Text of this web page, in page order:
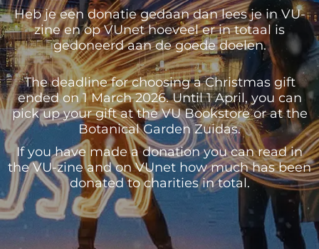
Heb je een donatie gedaan dan lees je in VU-
zine en op VUnet hoeveel er in totaal is
gedoneerd aan de goede doelen.
The deadline for choosing a Christmas gift
ended on 1 March 2026. Until 1 April, you can
pick up your gift at the VU Bookstore or at the
Botanical Garden Zuidas.
If you have made a donation you can read in
the VU-zine and on VUnet how much has been
donated to charities in total.